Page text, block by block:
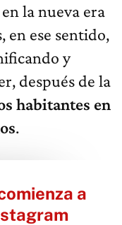
la nueva era
en ese sentido,
y
después de la
habitantes en
.
a